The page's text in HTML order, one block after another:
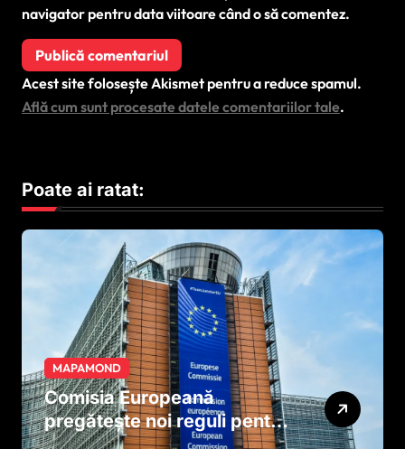
navigator pentru data viitoare când o să comentez.
Acest site folosește Akismet pentru a reduce spamul.
Află cum sunt procesate datele comentariilor tale.
Poate ai ratat:
MAPAMOND
Comisia Europeană
pregătește noi reguli pentru
tutun și țigările electronice